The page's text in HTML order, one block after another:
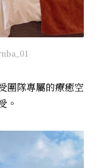
團隊專屬的療癒空
。